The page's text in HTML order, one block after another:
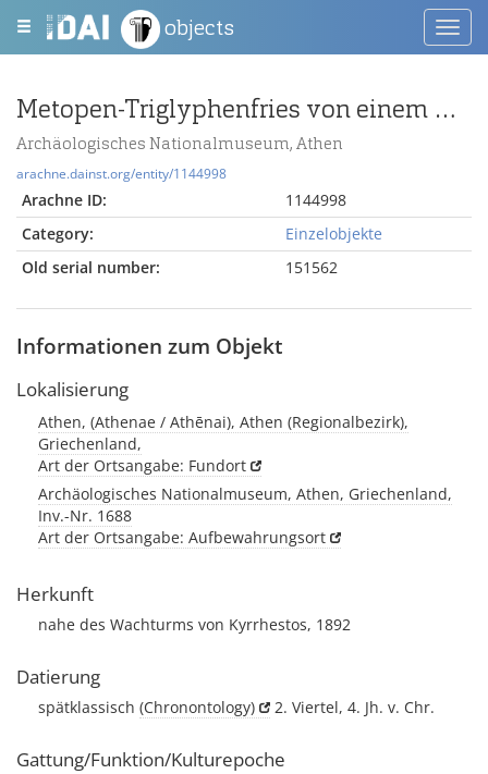
objects
Metopen-Triglyphenfries von einem Grabbau
Archäologisches Nationalmuseum, Athen
arachne.dainst.org/entity/1144998
Arachne ID:
1144998
Category:
Einzelobjekte
Old serial number:
151562
Informationen zum Objekt
Lokalisierung
Athen, (Athenae / Athēnai), Athen (Regionalbezirk),
Griechenland,
Art der Ortsangabe: Fundort
Archäologisches Nationalmuseum, Athen, Griechenland,
Inv.-Nr. 1688
Art der Ortsangabe: Aufbewahrungsort
Herkunft
nahe des Wachturms von Kyrrhestos, 1892
Datierung
spätklassisch (Chronontology) 2. Viertel, 4. Jh. v. Chr.
Gattung/Funktion/Kulturepoche